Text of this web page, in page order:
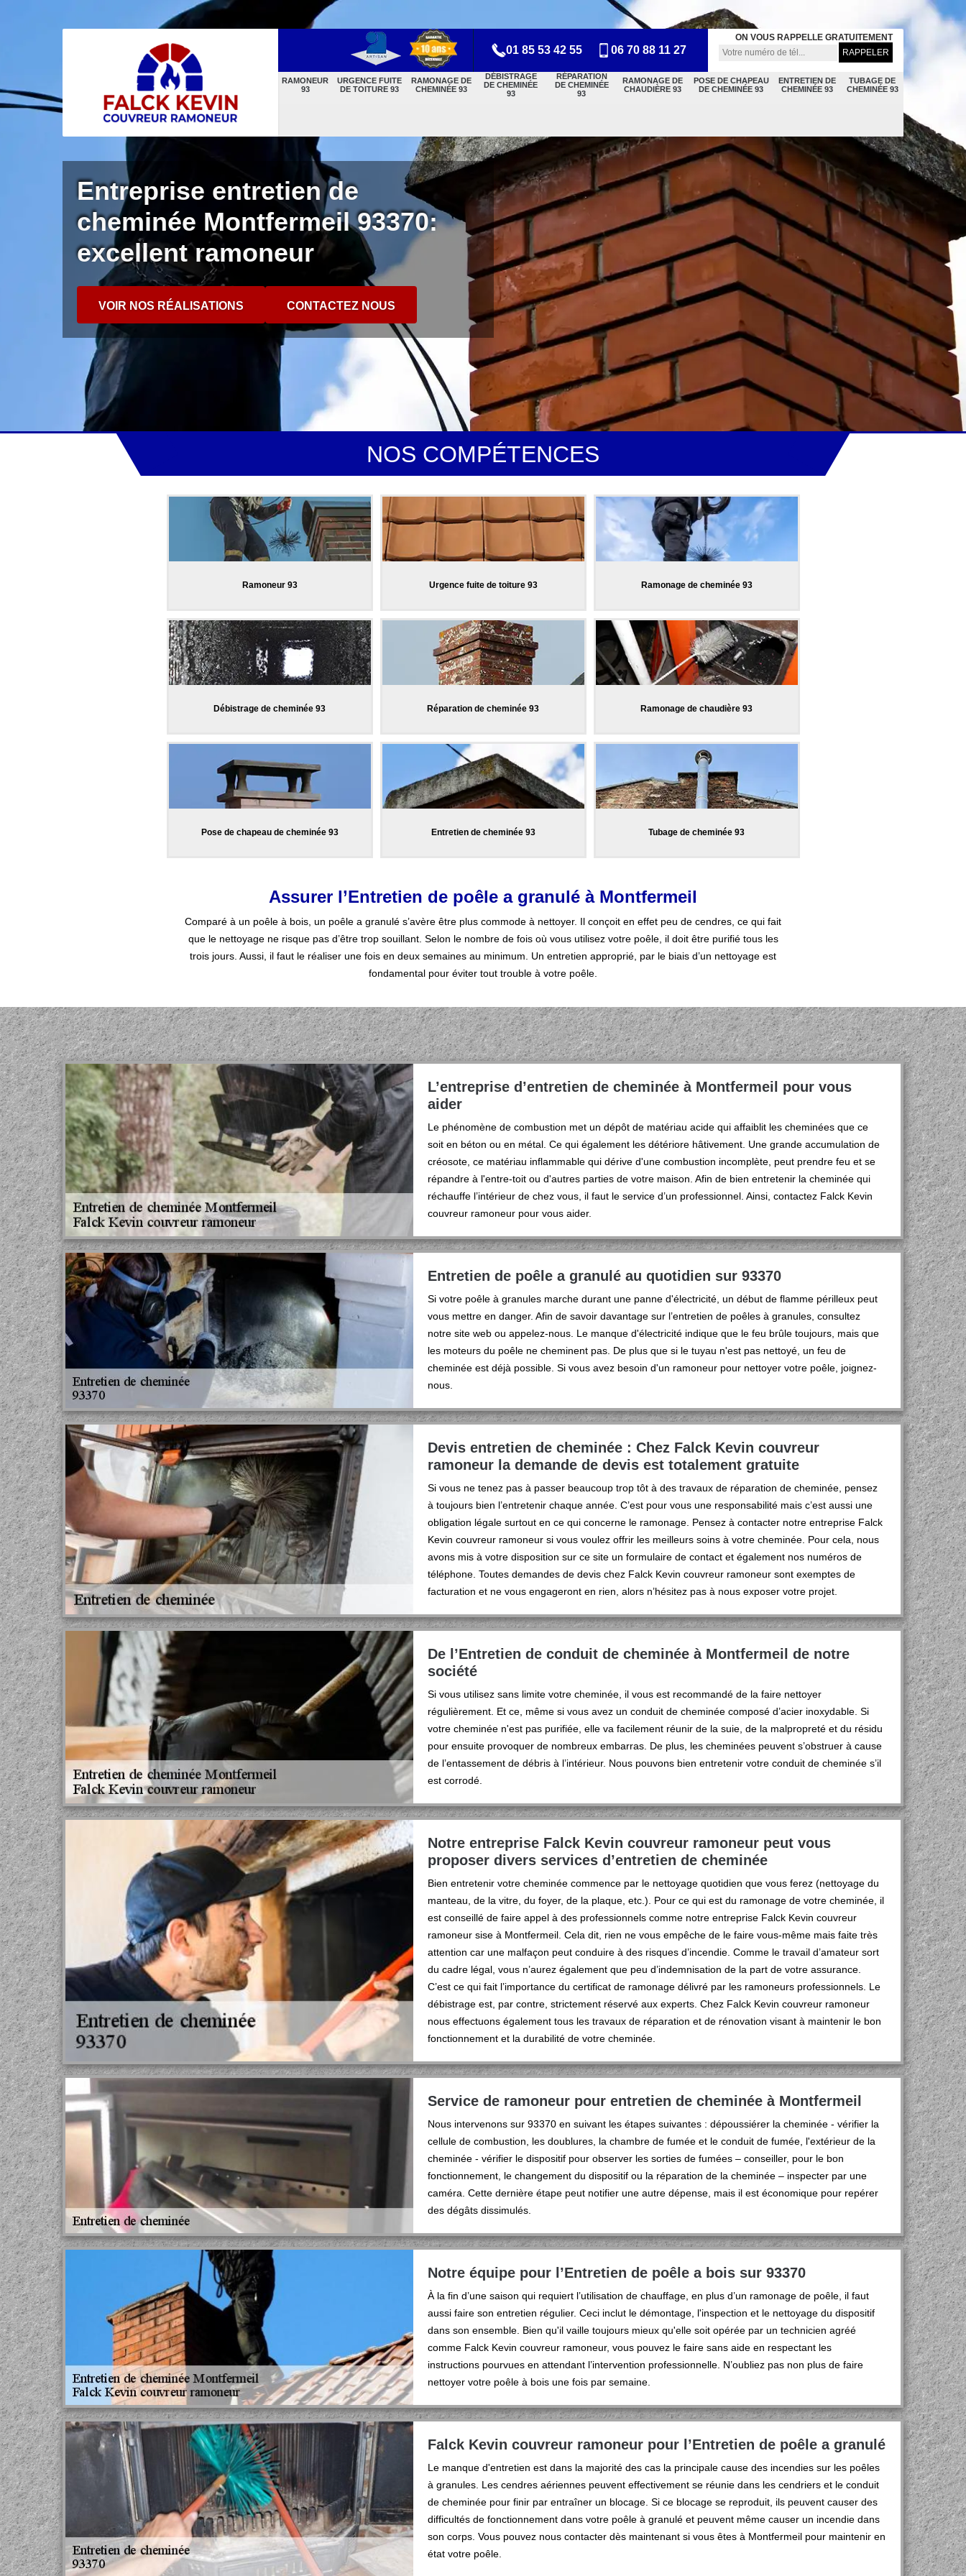
RAMONEUR
93
URGENCE FUITE
DE TOITURE 93
RAMONAGE DE
CHEMINÉE 93
DÉBISTRAGE
DE CHEMINÉE
93
RÉPARATION
DE CHEMINÉE
93
RAMONAGE DE
CHAUDIÈRE 93
POSE DE CHAPEAU
DE CHEMINÉE 93
ENTRETIEN DE
CHEMINÉE 93
TUBAGE DE
CHEMINÉE 93
01 85 53 42 55 06 70 88 11 27
ON VOUS RAPPELLE GRATUITEMENT
Entreprise entretien de
cheminée Montfermeil 93370:
excellent ramoneur
VOIR NOS RÉALISATIONS CONTACTEZ NOUS
NOS COMPÉTENCES
Ramoneur 93 Urgence fuite de toiture 93 Ramonage de cheminée 93
Débistrage de cheminée 93 Réparation de cheminée 93 Ramonage de chaudière 93
Pose de chapeau de cheminée 93 Entretien de cheminée 93 Tubage de cheminée 93
Assurer l’Entretien de poêle a granulé à Montfermeil
Comparé à un poêle à bois, un poêle a granulé s’avère être plus commode à nettoyer. Il conçoit en effet peu de cendres, ce qui fait
que le nettoyage ne risque pas d’être trop souillant. Selon le nombre de fois où vous utilisez votre poêle, il doit être purifié tous les
trois jours. Aussi, il faut le réaliser une fois en deux semaines au minimum. Un entretien approprié, par le biais d’un nettoyage est
fondamental pour éviter tout trouble à votre poêle.
L’entreprise d’entretien de cheminée à Montfermeil pour vous
aider
Le phénomène de combustion met un dépôt de matériau acide qui affaiblit les cheminées que ce
soit en béton ou en métal. Ce qui également les détériore hâtivement. Une grande accumulation de
créosote, ce matériau inflammable qui dérive d'une combustion incomplète, peut prendre feu et se
répandre à l'entre-toit ou d'autres parties de votre maison. Afin de bien entretenir la cheminée qui
réchauffe l’intérieur de chez vous, il faut le service d’un professionnel. Ainsi, contactez Falck Kevin
couvreur ramoneur pour vous aider.
Entretien de poêle a granulé au quotidien sur 93370
Si votre poêle à granules marche durant une panne d'électricité, un début de flamme périlleux peut
vous mettre en danger. Afin de savoir davantage sur l’entretien de poêles à granules, consultez
notre site web ou appelez-nous. Le manque d'électricité indique que le feu brûle toujours, mais que
les moteurs du poêle ne cheminent pas. De plus que si le tuyau n'est pas nettoyé, un feu de
cheminée est déjà possible. Si vous avez besoin d'un ramoneur pour nettoyer votre poêle, joignez-
nous.
Devis entretien de cheminée : Chez Falck Kevin couvreur
ramoneur la demande de devis est totalement gratuite
Si vous ne tenez pas à passer beaucoup trop tôt à des travaux de réparation de cheminée, pensez
à toujours bien l’entretenir chaque année. C’est pour vous une responsabilité mais c’est aussi une
obligation légale surtout en ce qui concerne le ramonage. Pensez à contacter notre entreprise Falck
Kevin couvreur ramoneur si vous voulez offrir les meilleurs soins à votre cheminée. Pour cela, nous
avons mis à votre disposition sur ce site un formulaire de contact et également nos numéros de
téléphone. Toutes demandes de devis chez Falck Kevin couvreur ramoneur sont exemptes de
facturation et ne vous engageront en rien, alors n’hésitez pas à nous exposer votre projet.
De l’Entretien de conduit de cheminée à Montfermeil de notre
société
Si vous utilisez sans limite votre cheminée, il vous est recommandé de la faire nettoyer
régulièrement. Et ce, même si vous avez un conduit de cheminée composé d’acier inoxydable. Si
votre cheminée n'est pas purifiée, elle va facilement réunir de la suie, de la malpropreté et du résidu
pour ensuite provoquer de nombreux embarras. De plus, les cheminées peuvent s’obstruer à cause
de l’entassement de débris à l’intérieur. Nous pouvons bien entretenir votre conduit de cheminée s’il
est corrodé.
Notre entreprise Falck Kevin couvreur ramoneur peut vous
proposer divers services d’entretien de cheminée
Bien entretenir votre cheminée commence par le nettoyage quotidien que vous ferez (nettoyage du
manteau, de la vitre, du foyer, de la plaque, etc.). Pour ce qui est du ramonage de votre cheminée, il
est conseillé de faire appel à des professionnels comme notre entreprise Falck Kevin couvreur
ramoneur sise à Montfermeil. Cela dit, rien ne vous empêche de le faire vous-même mais faite très
attention car une malfaçon peut conduire à des risques d’incendie. Comme le travail d’amateur sort
du cadre légal, vous n’aurez également que peu d’indemnisation de la part de votre assurance.
C’est ce qui fait l’importance du certificat de ramonage délivré par les ramoneurs professionnels. Le
débistrage est, par contre, strictement réservé aux experts. Chez Falck Kevin couvreur ramoneur
nous effectuons également tous les travaux de réparation et de rénovation visant à maintenir le bon
fonctionnement et la durabilité de votre cheminée.
Service de ramoneur pour entretien de cheminée à Montfermeil
Nous intervenons sur 93370 en suivant les étapes suivantes : dépoussiérer la cheminée - vérifier la
cellule de combustion, les doublures, la chambre de fumée et le conduit de fumée, l'extérieur de la
cheminée - vérifier le dispositif pour observer les sorties de fumées – conseiller, pour le bon
fonctionnement, le changement du dispositif ou la réparation de la cheminée – inspecter par une
caméra. Cette dernière étape peut notifier une autre dépense, mais il est économique pour repérer
des dégâts dissimulés.
Notre équipe pour l’Entretien de poêle a bois sur 93370
À la fin d’une saison qui requiert l’utilisation de chauffage, en plus d’un ramonage de poêle, il faut
aussi faire son entretien régulier. Ceci inclut le démontage, l'inspection et le nettoyage du dispositif
dans son ensemble. Bien qu'il vaille toujours mieux qu'elle soit opérée par un technicien agréé
comme Falck Kevin couvreur ramoneur, vous pouvez le faire sans aide en respectant les
instructions pourvues en attendant l’intervention professionnelle. N’oubliez pas non plus de faire
nettoyer votre poêle à bois une fois par semaine.
Falck Kevin couvreur ramoneur pour l’Entretien de poêle a granulé
Le manque d'entretien est dans la majorité des cas la principale cause des incendies sur les poêles
à granules. Les cendres aériennes peuvent effectivement se réunie dans les cendriers et le conduit
de cheminée pour finir par entraîner un blocage. Si ce blocage se reproduit, ils peuvent causer des
difficultés de fonctionnement dans votre poêle à granulé et peuvent même causer un incendie dans
son corps. Vous pouvez nous contacter dès maintenant si vous êtes à Montfermeil pour maintenir en
état votre poêle.